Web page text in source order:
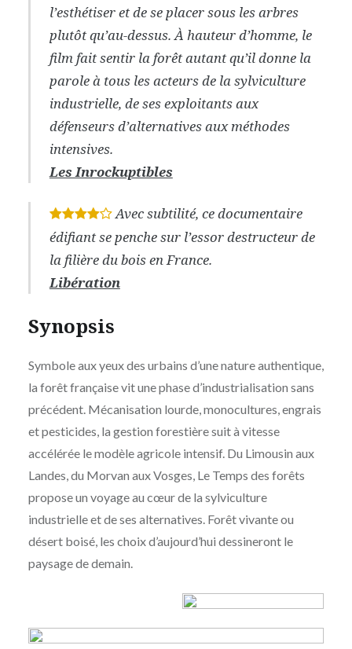
l’esthétiser et de se placer sous les arbres
plutôt qu’au-dessus. À hauteur d’homme, le
film fait sentir la forêt autant qu’il donne la
parole à tous les acteurs de la sylviculture
industrielle, de ses exploitants aux
défenseurs d’alternatives aux méthodes
intensives.
Les Inrockuptibles
* * * * Avec subtilité, ce documentaire
édifiant se penche sur l’essor destructeur de
la filière du bois en France.
Libération
Synopsis
Symbole aux yeux des urbains d’une nature authentique,
la forêt française vit une phase d’industrialisation sans
précédent. Mécanisation lourde, monocultures, engrais
et pesticides, la gestion forestière suit à vitesse
accélérée le modèle agricole intensif. Du Limousin aux
Landes, du Morvan aux Vosges, Le Temps des forêts
propose un voyage au cœur de la sylviculture
industrielle et de ses alternatives. Forêt vivante ou
désert boisé, les choix d’aujourd’hui dessineront le
paysage de demain.